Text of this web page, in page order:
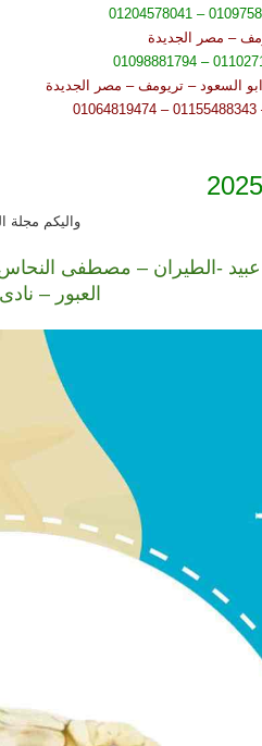
واليكم
-الطيران – مصطفى النحاس
العبور –